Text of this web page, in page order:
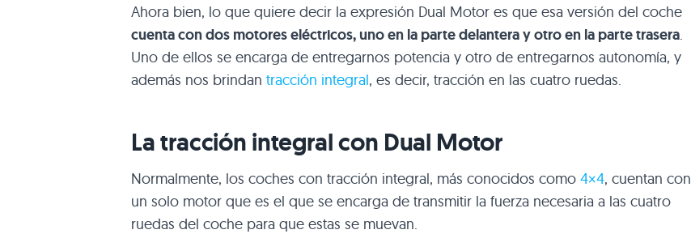
Ahora bien, lo que quiere decir la expresión Dual Motor es que esa versión del coche
cuenta con dos motores eléctricos, uno en la parte delantera y otro en la parte trasera.
Uno de ellos se encarga de entregarnos potencia y otro de entregarnos autonomía, y
además nos brindan tracción integral, es decir, tracción en las cuatro ruedas.
La tracción integral con Dual Motor
Normalmente, los coches con tracción integral, más conocidos como 4×4, cuentan con
un solo motor que es el que se encarga de transmitir la fuerza necesaria a las cuatro
ruedas del coche para que estas se muevan.